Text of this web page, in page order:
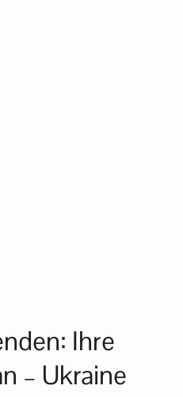
Ihre
– Ukraine